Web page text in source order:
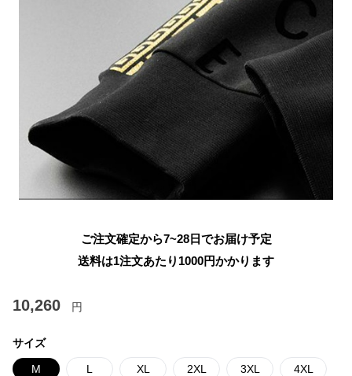
ご注文確定から7~28日でお届け予定
送料は1注文あたり 1000円かかります
10,260 円
サイズ
M L XL 2XL 3XL 4XL